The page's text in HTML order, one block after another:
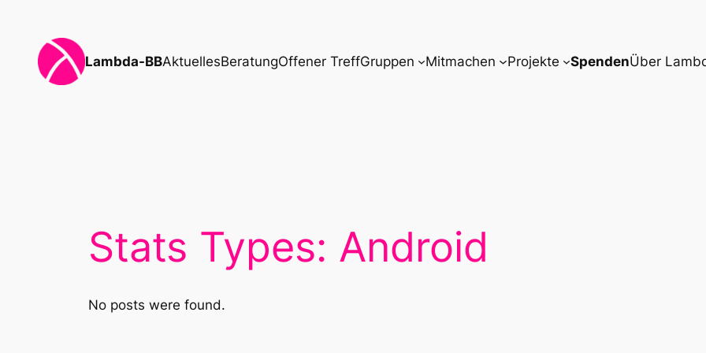
springen
Lambda-BBAktuellesBeratungOffener TreffGruppen Mitmachen Projekte SpendenÜber
Stats Types: Android
No posts were found.